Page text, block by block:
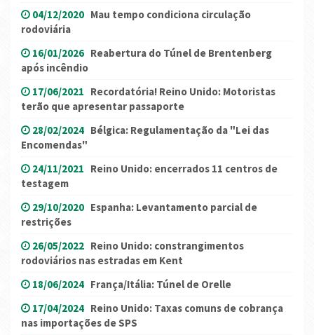
04/12/2020 Mau tempo condiciona circulação
rodoviária
16/01/2026 Reabertura do Túnel de Brentenberg
após incêndio
17/06/2021 Recordatória! Reino Unido: Motoristas
terão que apresentar passaporte
28/02/2024 Bélgica: Regulamentação da "Lei das
Encomendas"
24/11/2021 Reino Unido: encerrados 11 centros de
testagem
29/10/2020 Espanha: Levantamento parcial de
restrições
26/05/2022 Reino Unido: constrangimentos
rodoviários nas estradas em Kent
18/06/2024 França/Itália: Túnel de Orelle
17/04/2024 Reino Unido: Taxas comuns de cobrança
nas importações de SPS